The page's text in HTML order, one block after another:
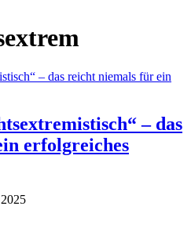
– das
erfolgreiches